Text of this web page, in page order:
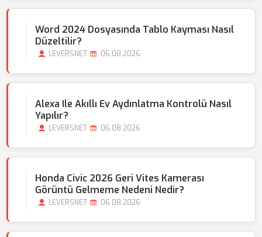
Word 2024 Dosyasında Tablo Kayması Nasıl
Düzeltilir?
LEVERSNET 06.08.2026
Alexa Ile Akıllı Ev Aydınlatma Kontrolü Nasıl
Yapılır?
LEVERSNET 06.08.2026
Honda Civic 2026 Geri Vites Kamerası
Görüntü Gelmeme Nedeni Nedir?
LEVERSNET 06.08.2026